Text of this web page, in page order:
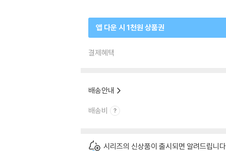
앱 다운 시 1천원 상품권
결제혜택
배송안내
배송비
시리즈의 신상품이 출시되면 알려드립니